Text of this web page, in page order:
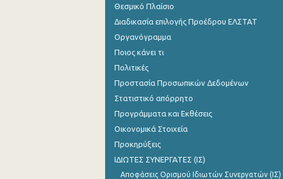
Θεσμικό Πλαίσιο
Διαδικασία επιλογής Προέδρου ΕΛΣΤΑΤ
Οργανόγραμμα
Ποιος κάνει τι
Πολιτικές
Προστασία Προσωπικών Δεδομένων
Στατιστικό απόρρητο
Προγράμματα και Εκθέσεις
Οικονομικά Στοιχεία
Προκηρύξεις
ΙΔΙΩΤΕΣ ΣΥΝΕΡΓΑΤΕΣ (ΙΣ)
Αποφάσεις Ορισμού Ιδιωτών Συνεργατών (ΙΣ)